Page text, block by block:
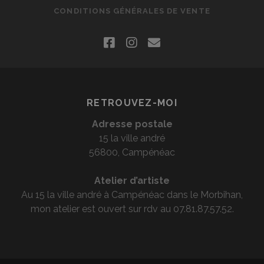
CONDITIONS GÉNÉRALES DE VENTE
facebook
instagram
email
RETROUVEZ-MOI
Adresse postale
15 la ville andré
56800, Campénéac
Atelier d’artiste
Au 15 la ville andré à Campénéac dans le Morbihan,
mon atelier est ouvert sur rdv au 07.81.87.57.52.